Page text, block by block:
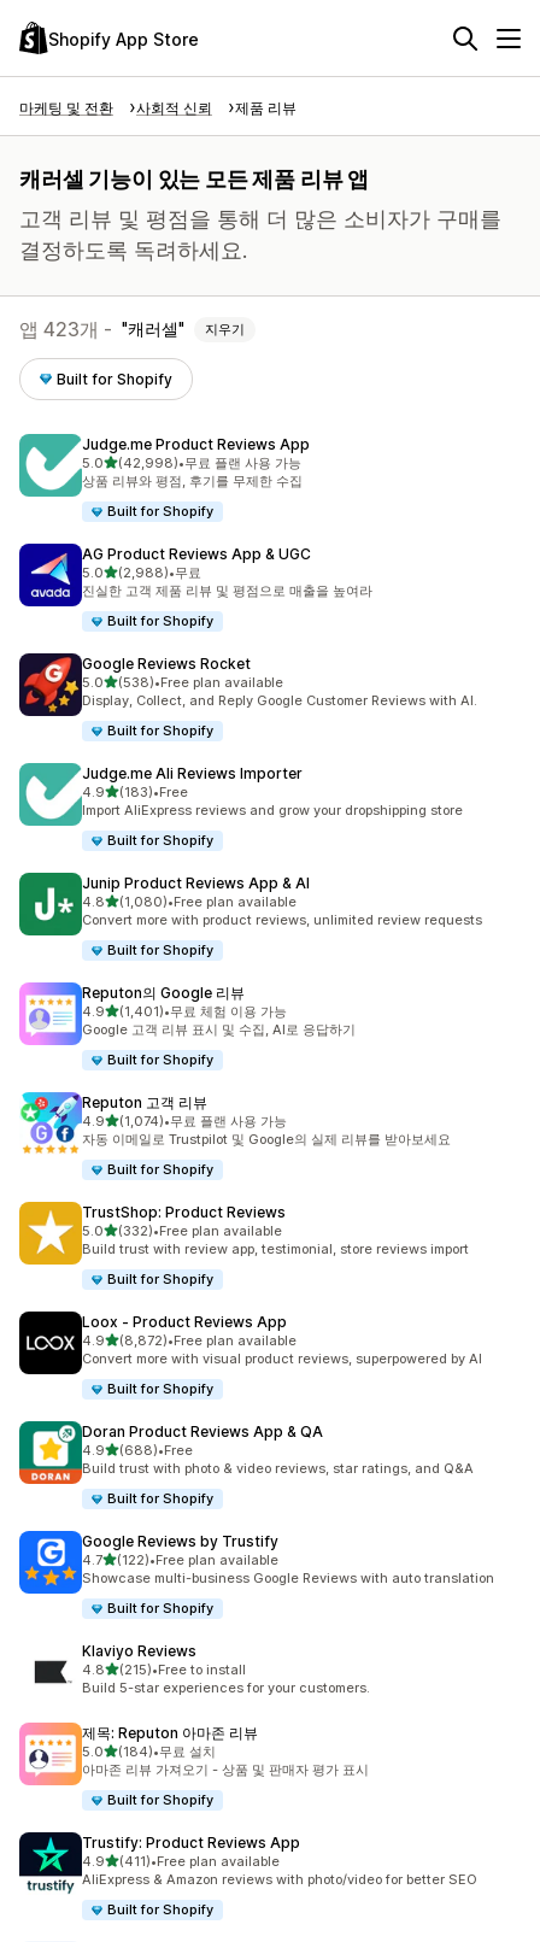
Shopify App Store
마케팅 및 전환 사회적 신뢰 제품 리뷰
캐러셀 기능이 있는 모든 제품 리뷰 앱
고객 리뷰 및 평점을 통해 더 많은 소비자가 구매를
결정하도록 독려하세요.
앱 423개 - 캐러셀 지우기
Built for Shopify
Judge.me Product Reviews App
5.0별 5개 중
(42,998)
총 리뷰 42998개
•무료 플랜 사용 가능
상품 리뷰와 평점, 후기를 무제한 수집
Built for Shopify
AG Product Reviews App & UGC
5.0별 5개 중
(2,988)
총 리뷰 2988개
•무료
진실한 고객 제품 리뷰 및 평점으로 매출을 높여라
Built for Shopify
Google Reviews Rocket
5.0별 5개 중
(538)
총 리뷰 538개
•Free plan available
Display, Collect, and Reply Google Customer Reviews with AI.
Built for Shopify
Judge.me Ali Reviews Importer
4.9별 5개 중
(183)
총 리뷰 183개
•Free
Import AliExpress reviews and grow your dropshipping store
Built for Shopify
Junip Product Reviews App & AI
4.8별 5개 중
(1,080)
총 리뷰 1080개
•Free plan available
Convert more with product reviews, unlimited review requests
Built for Shopify
Reputon의 Google 리뷰
4.9별 5개 중
(1,401)
총 리뷰 1401개
•무료 체험 이용 가능
Google 고객 리뷰 표시 및 수집, AI로 응답하기
Built for Shopify
Reputon 고객 리뷰
4.9별 5개 중
(1,074)
총 리뷰 1074개
•무료 플랜 사용 가능
자동 이메일로 Trustpilot 및 Google의 실제 리뷰를 받아보세요
Built for Shopify
TrustShop: Product Reviews
5.0별 5개 중
(332)
총 리뷰 332개
•Free plan available
Build trust with review app, testimonial, store reviews import
Built for Shopify
Loox ‑ Product Reviews App
4.9별 5개 중
(8,872)
총 리뷰 8872개
•Free plan available
Convert more with visual product reviews, superpowered by AI
Built for Shopify
Doran Product Reviews App & QA
4.9별 5개 중
(688)
총 리뷰 688개
•Free
Build trust with photo & video reviews, star ratings, and Q&A
Built for Shopify
Google Reviews by Trustify
4.7별 5개 중
(122)
총 리뷰 122개
•Free plan available
Showcase multi-business Google Reviews with auto translation
Built for Shopify
Klaviyo Reviews
4.8별 5개 중
(215)
총 리뷰 215개
•Free to install
Build 5-star experiences for your customers.
제목: Reputon 아마존 리뷰
5.0별 5개 중
(184)
총 리뷰 184개
•무료 설치
아마존 리뷰 가져오기 - 상품 및 판매자 평가 표시
Built for Shopify
Trustify: Product Reviews App
4.9별 5개 중
(411)
총 리뷰 411개
•Free plan available
AliExpress & Amazon reviews with photo/video for better SEO
Built for Shopify